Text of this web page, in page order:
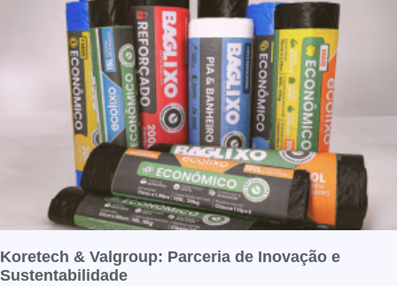
Koretech & Valgroup: Parceria de Inovação e
Sustentabilidade